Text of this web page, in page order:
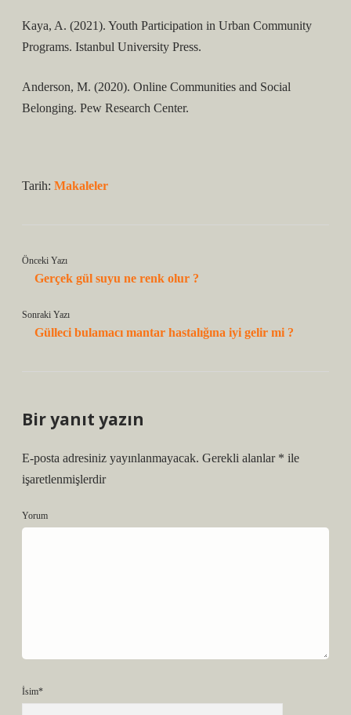
Kaya, A. (2021). Youth Participation in Urban Community
Programs. Istanbul University Press.
Anderson, M. (2020). Online Communities and Social
Belonging. Pew Research Center.
Tarih: Makaleler
Önceki Yazı
Gerçek gül suyu ne renk olur ?
Sonraki Yazı
Gülleci bulamacı mantar hastalığına iyi gelir mi ?
Bir yanıt yazın
E-posta adresiniz yayınlanmayacak. Gerekli alanlar * ile
işaretlenmişlerdir
Yorum
İsim*